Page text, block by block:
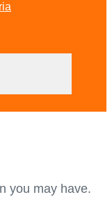
you may have.